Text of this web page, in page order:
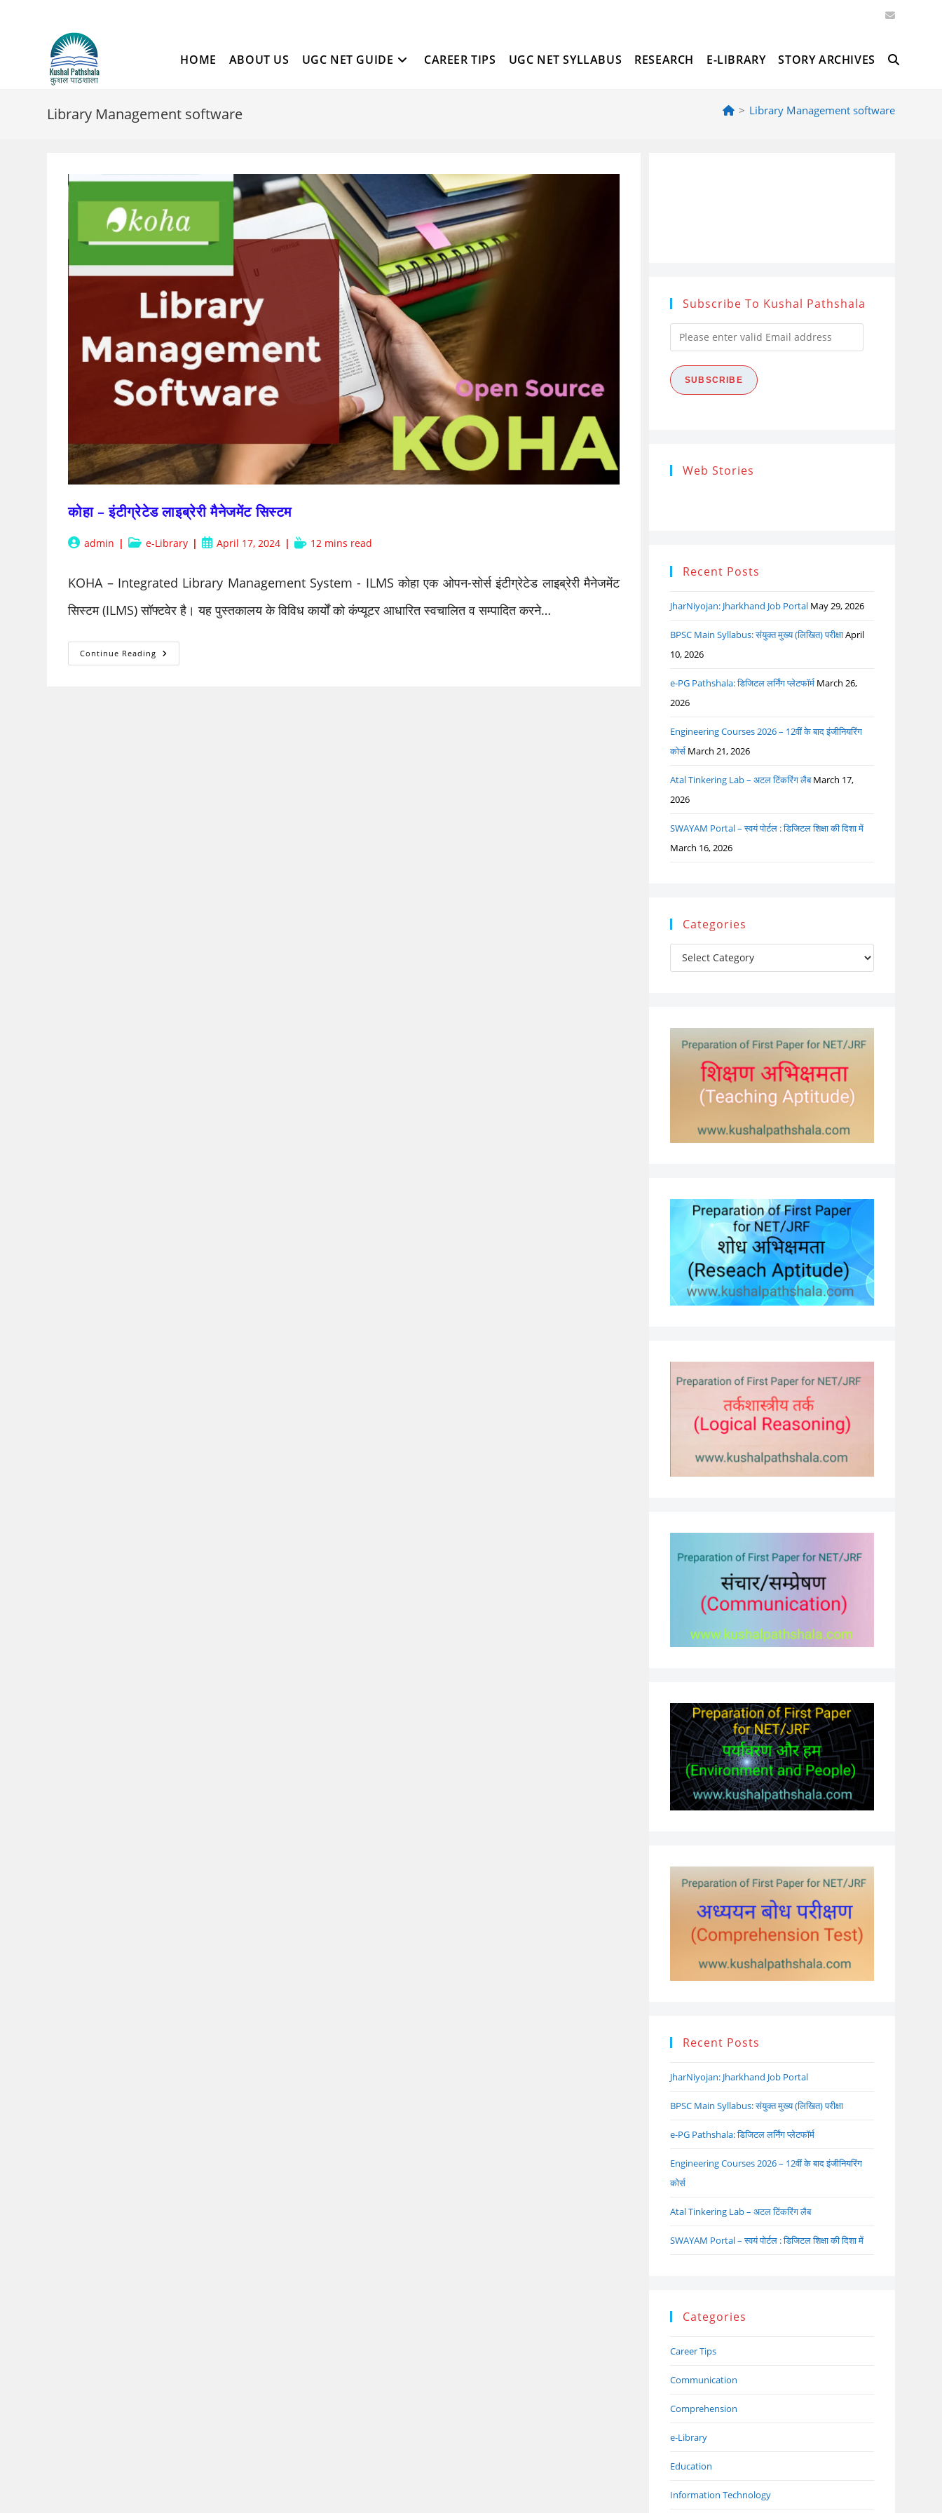
HOME ABOUT US UGC NET GUIDE CAREER TIPS UGC NET SYLLABUS RESEARCH E-LIBRARY STORY ARCHIVES TOGGLE
WEBSITE
Library Management software > Library Management software
कोहा – इंटीग्रेटेड लाइब्रेरी मैनेजमेंट सिस्टम
Postadmin
Poste-Library
PostApril 17, 2024
Reading
12 mins read
KOHA – Integrated Library Management System - ILMS कोहा एक ओपन-सोर्स इंटीग्रेटेड लाइब्रेरी मैनेजमेंट
सिस्टम (ILMS) सॉफ्टवेर है। यह पुस्तकालय के विविध कार्यों को कंप्यूटर आधारित स्वचालित व सम्पादित करने…
Continue Reading कोहा
–
Subscribe To Kushal Pathshala
Please
enter
valid
Email
SUBSCRIBE
Web Stories
Research
Ethics (शोध
Recent Posts
JharNiyojan: Jharkhand Job Portal May 29, 2026
BPSC Main Syllabus: संयुक्त मुख्य (लिखित) परीक्षाApril
10, 2026
e-PG Pathshala: डिजिटल लर्निंग प्लेटफॉर्म March 26,
2026
Engineering Courses 2026 – 12वीं के बाद इंजीनियरिंग
कोर्स March 21, 2026
Atal Tinkering Lab – अटल टिंकरिंग लैब March 17,
2026
SWAYAM Portal – स्वयं पोर्टल : डिजिटल शिक्षा की दिशा में
March 16, 2026
Categories
Categories
Recent Posts
JharNiyojan: Jharkhand Job Portal
BPSC Main Syllabus: संयुक्त मुख्य (लिखित) परीक्षा
e-PG Pathshala: डिजिटल लर्निंग प्लेटफॉर्म
Engineering Courses 2026 – 12वीं के बाद इंजीनियरिंग
कोर्स
Atal Tinkering Lab – अटल टिंकरिंग लैब
SWAYAM Portal – स्वयं पोर्टल : डिजिटल शिक्षा की दिशा में
Categories
Career Tips
Communication
Comprehension
e-Library
Education
Information Technology